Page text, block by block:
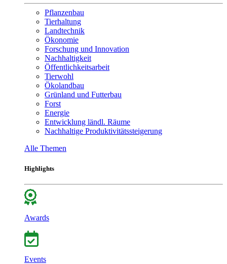
Pflanzenbau
Tierhaltung
Landtechnik
Ökonomie
Forschung und Innovation
Nachhaltigkeit
Öffentlichkeitsarbeit
Tierwohl
Ökolandbau
Grünland und Futterbau
Forst
Energie
Entwicklung ländl. Räume
Nachhaltige Produktivitätssteigerung
Alle Themen
Highlights
Awards
Events